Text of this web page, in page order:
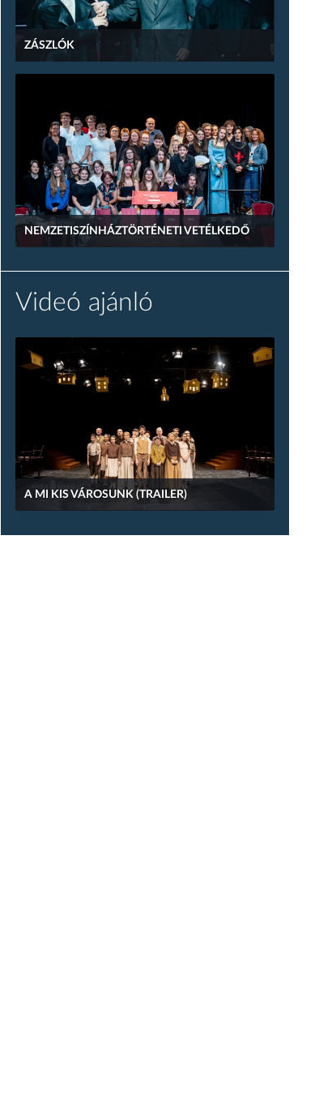
ZÁSZLÓK
NEMZETISZÍNHÁZTÖRTÉNETI VETÉLKEDŐ
Videó ajánló
A MI KIS VÁROSUNK (TRAILER)